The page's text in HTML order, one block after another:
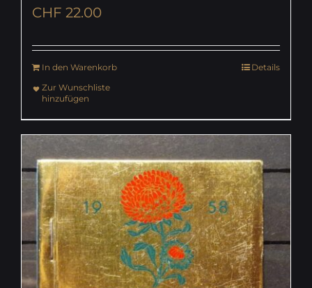
CHF 22.00
In den Warenkorb
Details
Zur Wunschliste
hinzufügen